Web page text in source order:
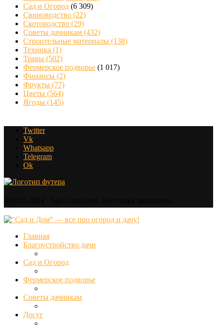
Сад и Огород (6 309)
Свиноводство (22)
Скотоводство (29)
Советы дачникам (432)
Строительные материалы (138)
Техника (1)
Травы (502)
Фермерское подворье (1 017)
Финансы (2)
Фрукты (77)
Цветы (564)
Ягоды (145)
Twitter
Vk
Whatsapp
Telegram
Ok
Главная
Благоустройство дачи
Сад и Огород
Фермерское подворье
Советы дачникам
Досуг